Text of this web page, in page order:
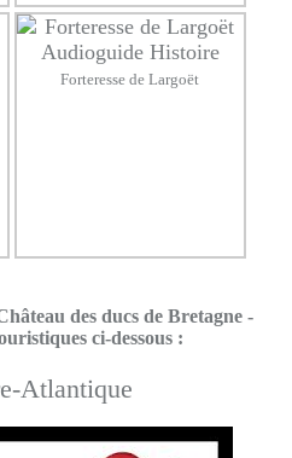
Forteresse de Largoët
des ducs de Bretagne -
ci-dessous :
Atlantique